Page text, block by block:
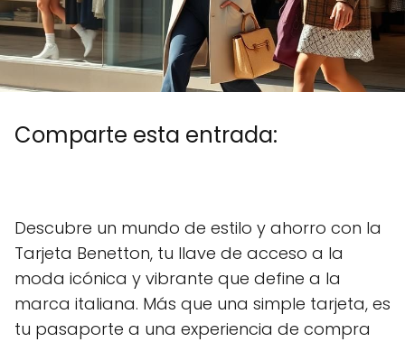
Comparte esta entrada:
p
r
t
i
r
e
n
w
t
t
e
r
)
p
r
t
i
e
n
e
o
o
k
p
r
t
i
r
e
n
t
r
e
s
t
p
r
t
i
r
e
n
k
d
I
n
p
r
e
n
i
Descubre un mundo de estilo y ahorro con la
Tarjeta Benetton, tu llave de acceso a la
moda icónica y vibrante que define a la
marca italiana. Más que una simple tarjeta, es
tu pasaporte a una experiencia de compra